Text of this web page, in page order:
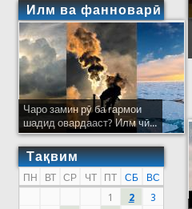
Илм ва фанноварӣ
Чаро замин рӯ ба гармои
шадид овардааст? Илм чӣ...
Тақвим
ПН ВТ СР ЧТ ПТ СБ
ВС
1
2
3